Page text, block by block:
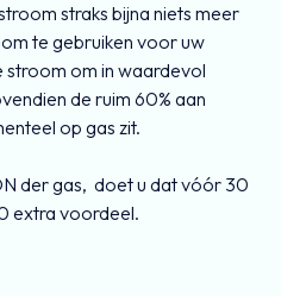
straks bijna niets meer
te gebruiken voor uw
stroom om in waardevol
de ruim 60% aan
op gas zit.
der gas, doet u dat vóór 30
extra voordeel.